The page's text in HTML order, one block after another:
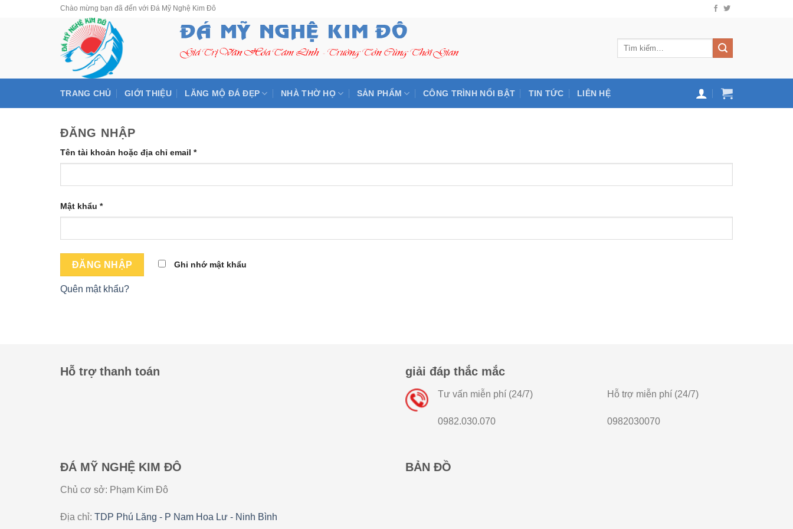
Chào mừng bạn đã đến với Đá Mỹ Nghệ Kim Đô
TRANG CHỦ GIỚI THIỆU LĂNG MỘ ĐÁ ĐẸP NHÀ THỜ HỌ SẢN PHẨM CÔNG TRÌNH NỔI BẬT TIN TỨC LIÊN HỆ
ĐĂNG NHẬP
Tên tài khoản hoặc địa chỉ email *
Mật khẩu *
ĐĂNG NHẬP Ghi nhớ mật khẩu
Quên mật khẩu?
Hỗ trợ thanh toán giải đáp thắc mắc
Tư vấn miễn phí (24/7)
0982.030.070
Hỗ trợ miễn phí (24/7)
0982030070
ĐÁ MỸ NGHỆ KIM ĐÔ
Chủ cơ sở: Phạm Kim Đô
Địa chỉ: TDP Phú Lăng - P Nam Hoa Lư - Ninh Bình
BẢN ĐỒ